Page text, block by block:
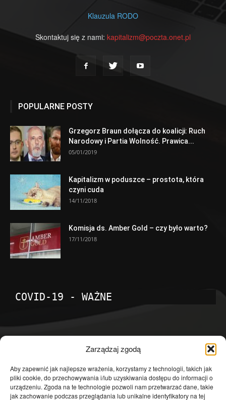
Zarządzaj zgodą
Aby zapewnić jak najlepsze wrażenia, korzystamy z technologii, takich jak
pliki cookie, do przechowywania i/lub uzyskiwania dostępu do informacji o
urządzeniu. Zgoda na te technologie pozwoli nam przetwarzać dane, takie
jak zachowanie podczas przeglądania lub unikalne identyfikatory na tej
Klauzula RODO
Skontaktuj się z nami: kapitalizm@poczta.onet.pl
POPULARNE POSTY
Grzegorz Braun dołącza do koalicji: Ruch
Narodowy i Partia Wolność. Prawica...
05/01/2019
Kapitalizm w poduszce – prostota, która
czyni cuda
14/11/2018
Komisja ds. Amber Gold – czy było warto?
17/11/2018
COVID-19 - WAŻNE
Temat dnia
4601
Publicystyka
4363